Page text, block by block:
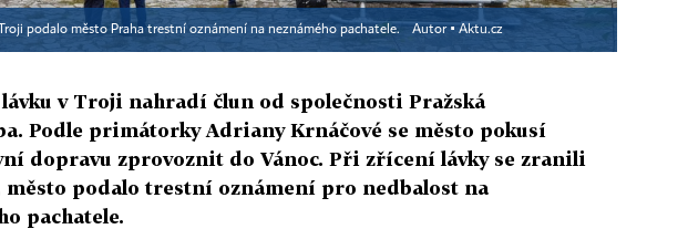
podalo město Praha trestní oznámení na neznámého pachatele. Autor ▪ Aktu.cz
v Troji nahradí člun od společnosti Pražská
Podle primátorky Adriany Krnáčové se město pokusí
dopravu zprovoznit do Vánoc. Při zřícení lávky se zranili
podalo trestní oznámení pro nedbalost na
pachatele.